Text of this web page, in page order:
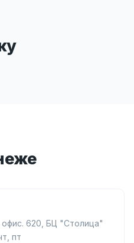
офис. 620, БЦ "Столица"
пт